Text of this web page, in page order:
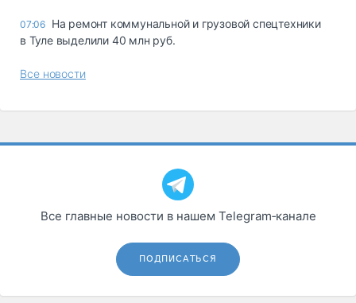
07:06 На ремонт коммунальной и грузовой спецтехники
в Туле выделили 40 млн руб.
Все новости
Все главные новости в нашем Telegram‑канале
ПОДПИСАТЬСЯ